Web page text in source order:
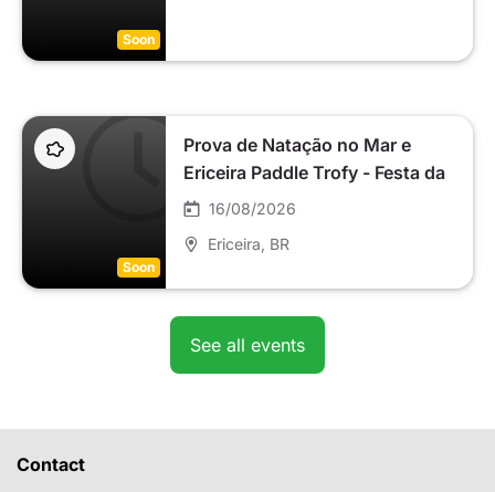
Soon
Soon
Prova de Natação no Mar e
Ericeira Paddle Trofy - Festa da
Nossa Senhora da Boa Viagem
16/08/2026
Ericeira , BR
See all events
Contact